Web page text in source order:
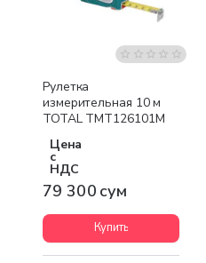
Рулетка
измерительная 10 м
TOTAL TMT126101M
Цена
с
НДС
79 300 сум
Купить